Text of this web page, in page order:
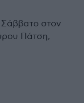
στον
Πάτση,